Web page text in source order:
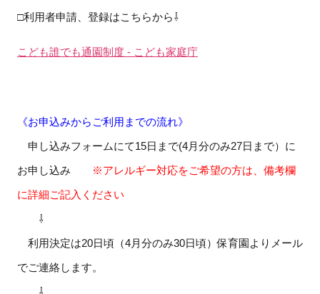
□利用者申請、登録はこちらから⇩
こども誰でも通園制度 - こども家庭庁
《お申込みからご利用までの流れ》
申し込みフォームにて15日まで(4月分のみ27日まで）に
お申し込み
※アレルギー対応をご希望の方は、備考欄
に詳細ご記入ください
⇩
利用決定は20日頃（4月分のみ30日頃）保育園よりメール
でご連絡します。